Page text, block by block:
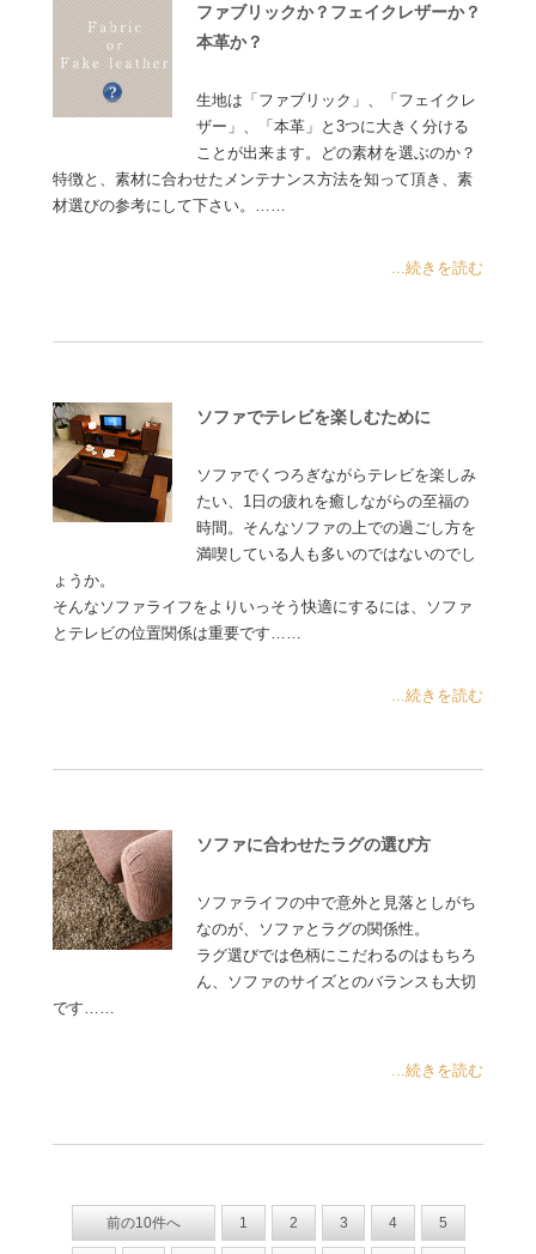
ファブリックか？フェイクレザーか？
本革か？
生地は「ファブリック」、「フェイクレ
ザー」、「本革」と3つに大きく分ける
ことが出来ます。どの素材を選ぶのか？
特徴と、素材に合わせたメンテナンス方法を知って頂き、素
材選びの参考にして下さい。……
...続きを読む
ソファでテレビを楽しむために
ソファでくつろぎながらテレビを楽しみ
たい、1日の疲れを癒しながらの至福の
時間。そんなソファの上での過ごし方を
満喫している人も多いのではないのでし
ょうか。
そんなソファライフをよりいっそう快適にするには、ソファ
とテレビの位置関係は重要です……
...続きを読む
ソファに合わせたラグの選び方
ソファライフの中で意外と見落としがち
なのが、ソファとラグの関係性。
ラグ選びでは色柄にこだわるのはもちろ
ん、ソファのサイズとのバランスも大切
です……
...続きを読む
前の10件へ 1 2 3 4 5